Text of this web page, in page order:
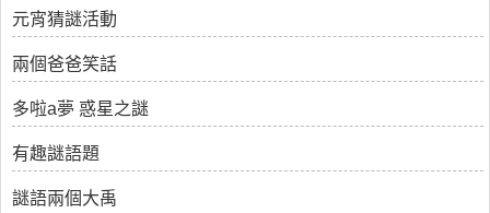
元宵猜謎活動
兩個爸爸笑話
多啦a夢 惑星之謎
有趣謎語題
謎語兩個大禹